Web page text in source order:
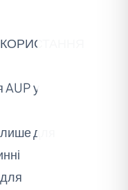
AUP у
для